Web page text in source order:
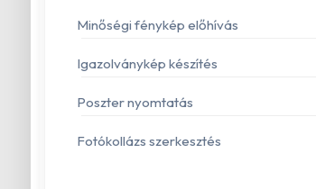
Minőségi fénykép előhívás
Igazolványkép készítés
Poszter nyomtatás
Fotókollázs szerkesztés